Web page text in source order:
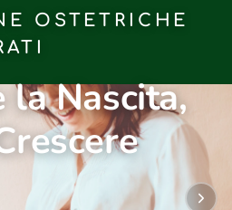
OSTETRICHE
la Nascita,